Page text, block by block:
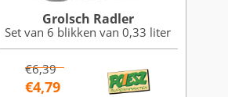
Grolsch Radler
Set van 6 blikken van 0,33 liter
€6,39
€4,79